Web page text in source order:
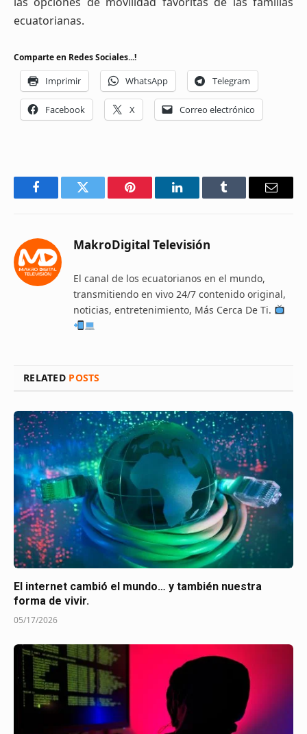
ecuatorianas.
Comparte en Redes Sociales...!
Imprimir WhatsApp Telegram
Facebook X Correo electrónico
FacebookTwitter Pinterest LinkedInTumblr Email
MakroDigital Televisión
El canal de los ecuatorianos en el mundo,
transmitiendo en vivo 24/7 contenido original,
noticias, entretenimiento, Más Cerca De Ti.
RELATED POSTS
El internet cambió el mundo… y también nuestra
forma de vivir.
05/17/2026